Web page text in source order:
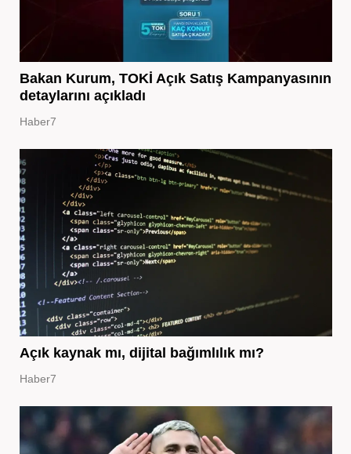
Bakan Kurum, TOKİ Açık Satış Kampanyasının
detaylarını açıkladı
Haber7
Açık kaynak mı, dijital bağımlılık mı?
Haber7